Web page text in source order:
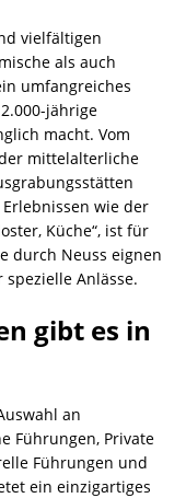
vielfältigen
als auch
umfangreiches
jährige
macht. Vom
mittelalterliche
wie der
Küche“, ist für
durch Neuss eignen
Anlässe.
gibt es in
an
Führungen, Private
Führungen und
ein einzigartiges